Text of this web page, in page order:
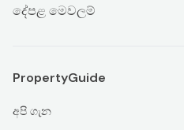
දේපළ මෙවලම්
PropertyGuide
අපි ගැන